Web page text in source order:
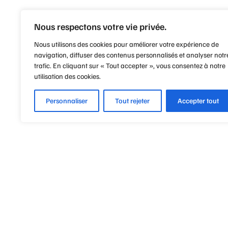
Nous respectons votre vie privée.
Nous utilisons des cookies pour améliorer votre expérience de
navigation, diffuser des contenus personnalisés et analyser
trafic. En cliquant sur « Tout accepter », vous consentez à notre
utilisation des cookies.
Personnaliser Tout rejeter Accepter tout